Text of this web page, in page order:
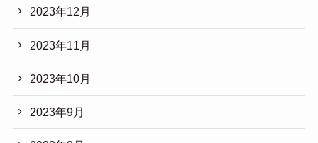
2023年12月
2023年11月
2023年10月
2023年9月